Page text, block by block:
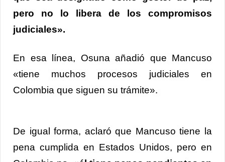
pero no lo libera de los compromisos
judiciales».
En esa línea, Osuna añadió que Mancuso
«tiene muchos procesos judiciales en
Colombia que siguen su trámite».
De igual forma, aclaró que Mancuso tiene la
pena cumplida en Estados Unidos, pero en